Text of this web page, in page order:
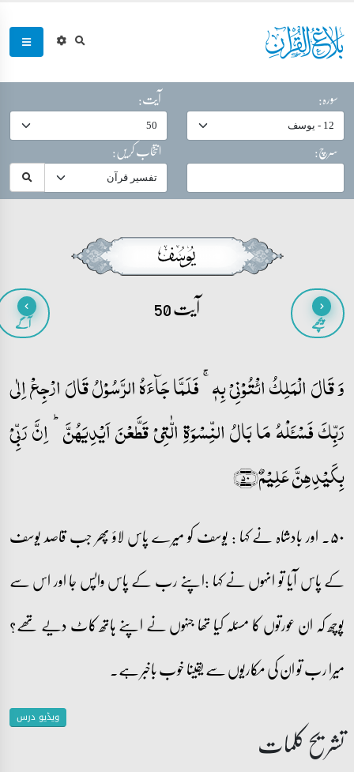
سورہ:
آیت:
سرچ:
انتخاب کریں:
پیچھے آیت 50 آگے
وَ قَالَ الۡمَلِکُ ائۡتُوۡنِیۡ بِہٖ ۚ فَلَمَّا جَآءَہُ الرَّسُوۡلُ قَالَ ارۡجِعۡ اِلٰی
رَبِّکَ فَسۡـَٔلۡہُ مَا بَالُ النِّسۡوَۃِ الّٰتِیۡ قَطَّعۡنَ اَیۡدِیَہُنَّ ؕ اِنَّ رَبِّیۡ
بِکَیۡدِہِنَّ عَلِیۡمٌ﴿۵۰﴾
۵۰۔ اور بادشاہ نے کہا : یوسف کو میرے پاس لاؤ پھر جب قاصد یوسف
کے پاس آیا تو انہوں نے کہا :اپنے رب کے پاس واپس جا اور اس سے
پوچھ کہ ان عورتوں کا مسئلہ کیا تھا جنہوں نے اپنے ہاتھ کاٹ دیے تھے؟
میرا رب تو ان کی مکاریوں سے یقینا خوب باخبر ہے۔
ویڈیو درس تشریح کلمات